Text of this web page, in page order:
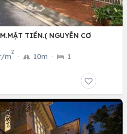
TIỀN.( NGUYỄN CƠ
m
2
· 10m · 1